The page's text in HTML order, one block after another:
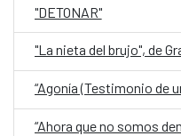
"DETONAR"
“Ahora que no somos